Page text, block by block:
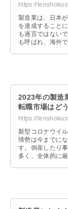
https://
製造業は、日本
を達成すること
も過言ではない
も呼ばれ、海外
2023年の製造
転職市場はど
https://
新型コロナウイ
情勢は今までに
す。倒産したり
多く、全体的に